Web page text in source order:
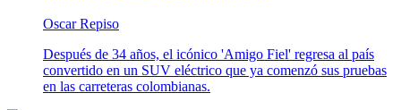
Oscar Repiso
Después de 34 años, el icónico 'Amigo Fiel' regresa al país
convertido en un SUV eléctrico que ya comenzó sus pruebas
en las carreteras colombianas.